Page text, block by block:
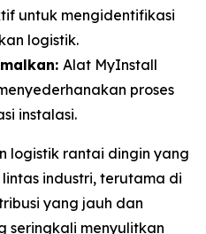
untuk mengidentifikasi
logistik.
Alat MyInstall
proses
instalasi.
logistik rantai dingin yang
industri, terutama di
yang jauh dan
seringkali menyulitkan